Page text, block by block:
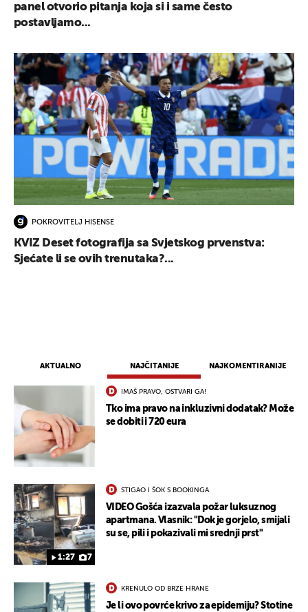
AKTUALNO NAJČITANIJE NAJKOMENTIRANIJE
IMAŠ PRAVO, OSTVARI GA!
Tko ima pravo na inkluzivni dodatak? Može
se dobiti i 720 eura
1:27 7
STIGAO I ŠOK S BOOKINGA
VIDEO Gošća izazvala požar luksuznog
apartmana. Vlasnik: "Dok je gorjelo, smijali
su se, pili i pokazivali mi srednji prst"
KRENULO OD BRZE HRANE
Je li ovo povrće krivo za epidemiju? Stotine
panel otvorio pitanja koja si i same često
postavljamo...
POKROVITELJ HISENSE
KVIZ Deset fotografija sa Svjetskog prvenstva:
Sjećate li se ovih trenutaka?...